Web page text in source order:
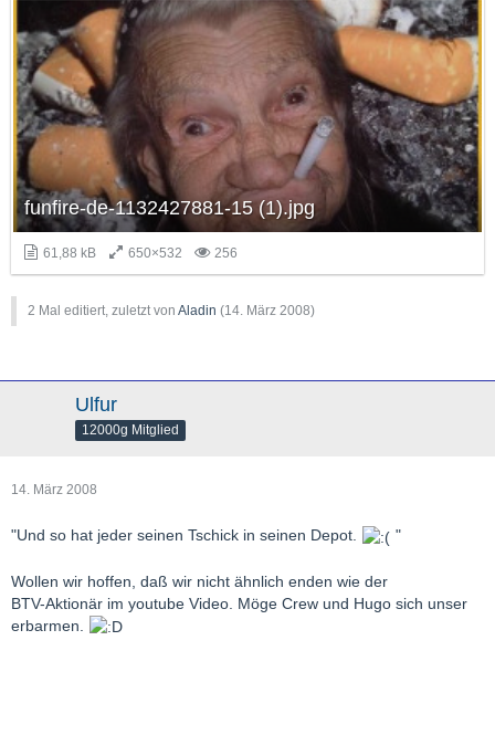
funfire-de-1132427881-15 (1).jpg
61,88 kB 650×532 256
2 Mal editiert, zuletzt von Aladin (14. März 2008)
Ulfur
12000g Mitglied
14. März 2008
"Und so hat jeder seinen Tschick in seinen Depot. "
Wollen wir hoffen, daß wir nicht ähnlich enden wie der
BTV-Aktionär im youtube Video. Möge Crew und Hugo sich unser
erbarmen.